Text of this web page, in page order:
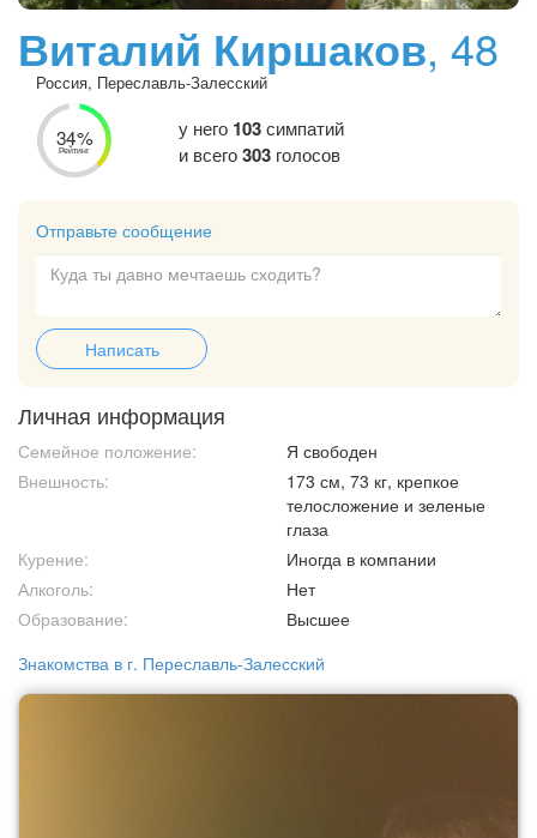
Виталий Киршаков, 48
Россия, Переславль-Залесский
34%
Рейтинг
у него 103симпатий
и всего303 голосов
Отправьте сообщение
Написать
Личная информация
Семейное положение:
Я свободен
Внешность:
173 см, 73 кг, крепкое
телосложение и зеленые
глаза
Курение:
Иногда в компании
Алкоголь:
Нет
Образование:
Высшее
Знакомства в г. Переславль-Залесский